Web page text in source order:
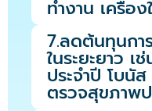
ทำงาน เครื่อ
7.ลดต้นทุนกา
ในระยะยาว เ
ประจำปี โบนั
ตรวจสุขภาพ